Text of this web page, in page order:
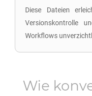
Diese Dateien
Versionskontrolle
Workflows
Wie